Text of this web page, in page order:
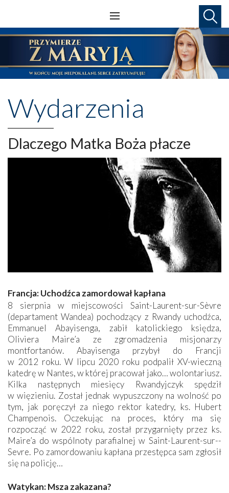
Wydarzenia
Dlaczego Matka Boża płacze
Francja: Uchodźca zamordował kapłana
8 sierpnia w miejscowości Saint-Laurent-sur-Sèvre
(departament Wandea) pochodzący z Rwandy uchodźca,
Emmanuel Abayisenga, zabił katolickiego księdza,
Oliviera Maire’a ze zgromadzenia misjonarzy
montfortanów. Abayisenga przybył do Francji
w 2012 roku. W lipcu 2020 roku podpalił XV-wieczną
katedrę w Nantes, w której pracował jako… wolontariusz.
Kilka następnych miesięcy Rwandyjczyk spędził
w więzieniu. Został jednak wypuszczony na wolność po
tym, jak poręczył za niego rektor katedry, ks. Hubert
Champenois. Oczekując na proces, który ma się
rozpocząć w 2022 roku, został przygarnięty przez ks.
Maire’a do wspólnoty parafialnej w Saint-Laurent-sur-­
Sevre. Po zamordowaniu kapłana przestępca sam zgłosił
się na policję…
Watykan: Msza zakazana?